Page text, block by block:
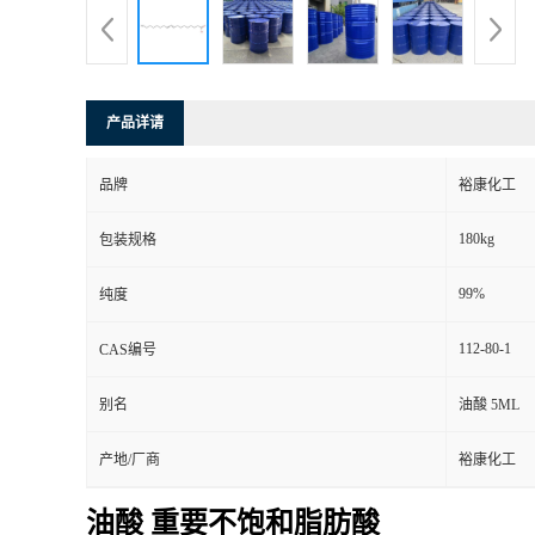
产品详请
品牌 裕康化工
包装规格 180kg
纯度 99%
CAS编号 112-80-1
别名 油酸 5ML
产地/厂商 裕康化工
油酸 重要不饱和脂肪酸